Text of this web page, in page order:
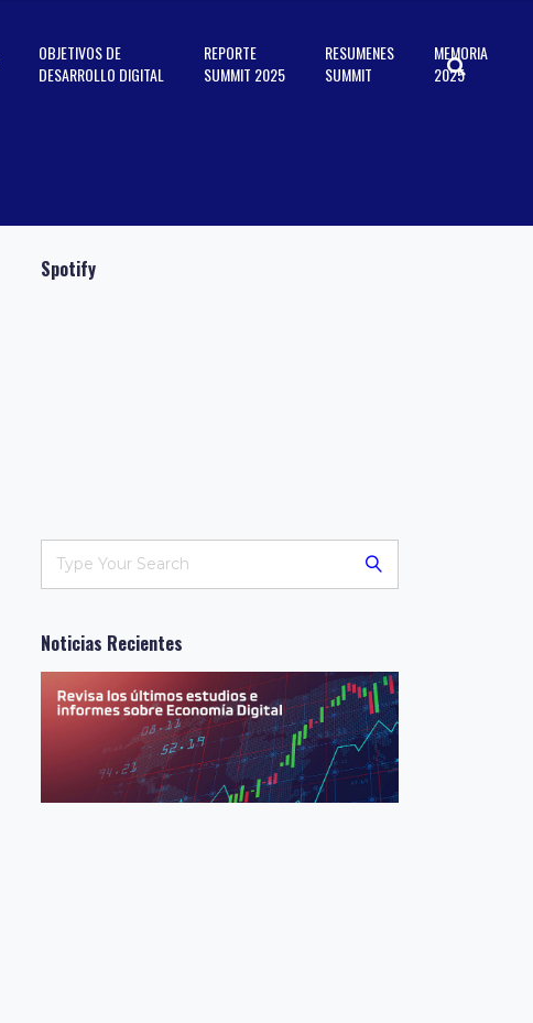
OBJETIVOS DE
DESARROLLO DIGITAL
REPORTE
SUMMIT 2025
RESUMENES
SUMMIT
MEMORIA
2025
Spotify
Noticias Recientes